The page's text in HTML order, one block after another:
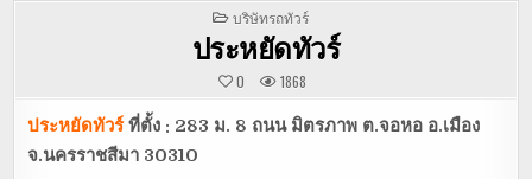
POSTED
IN
บริษัทรถทัวร์
ประหยัดทัวร์
0 1868
ประหยัดทัวร์ที่ตั้ง : 283 ม. 8 ถนน มิตรภาพ ต.จอหอ อ.เมือง
จ.นครราชสีมา 30310